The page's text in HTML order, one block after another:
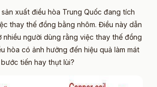
xuất điều hòa Trung Quốc đang tích
thay thế đồng bằng nhôm. Điều này dẫn
nhiều người dùng rằng việc thay thế đồng
hòa có ảnh hưởng đến hiệu quả làm mát
tiến hay thụt lùi?